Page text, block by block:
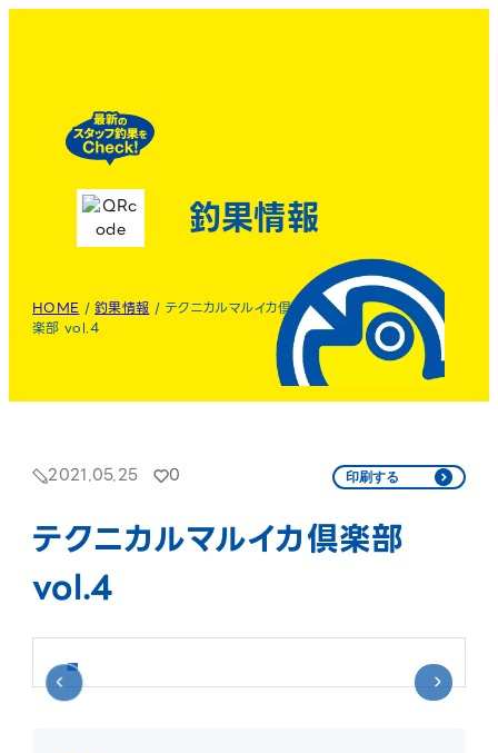
釣果情報
HOME /釣果情報 / テクニカルマルイカ倶
楽部 vol.4
2021.05.25 0 印刷する
テクニカルマルイカ倶楽部
vol.4